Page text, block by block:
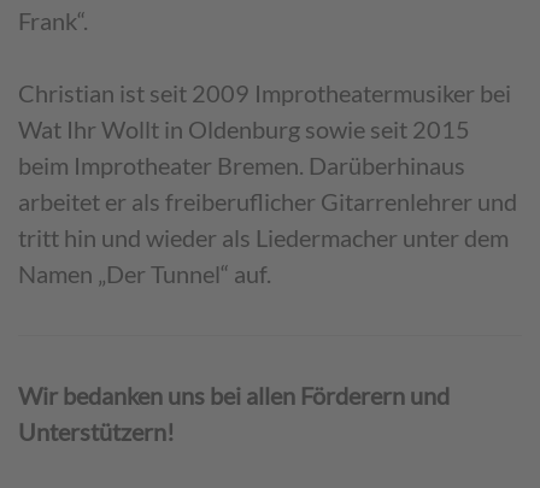
Frank“.
Christian ist seit 2009 Improtheatermusiker bei
Wat Ihr Wollt in Oldenburg sowie seit 2015
beim Improtheater Bremen. Darüberhinaus
arbeitet er als freiberuflicher Gitarrenlehrer und
tritt hin und wieder als Liedermacher unter dem
Namen „Der Tunnel“ auf.
Wir bedanken uns bei allen Förderern und
Unterstützern!